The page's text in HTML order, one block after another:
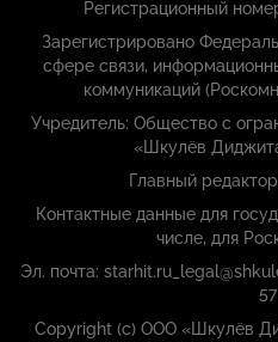
Регистрационный
Зарегистрировано
сфере связи,
коммуникаций
Учредитель: Общество с
«Шкулёв
Главный
Контактные данные для
числе, для
Эл. почта:
57
Copyright (с) ООО «Шкулёв